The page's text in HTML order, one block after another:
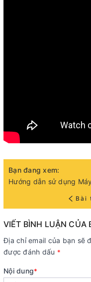
Bạn đang xem:
Hướng dẫn sử dụng
Bài
VIẾT BÌNH LUẬN CỦA
Địa chỉ email của bạn sẽ
được đánh dấu *
Nội dung*